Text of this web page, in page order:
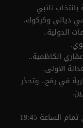
نائبي
ديالى وكركوك.
الدولية..
الكاظمية..
الأولى.
في رفح.. وتحذر
الساعة 19:45